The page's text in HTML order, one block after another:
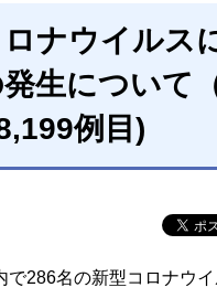
ナウイルス
生について
例目)
で286名の新型コロナウ